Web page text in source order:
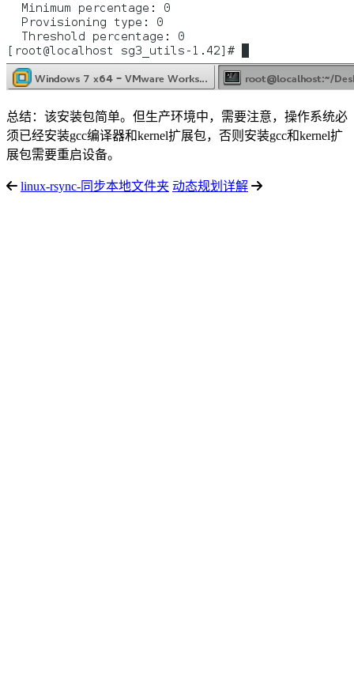
总结：该安装包简单。但生产环境中，需要注意，操作系统必
须已经安装gcc编译器和kernel扩展包，否则安装gcc和kernel扩
展包需要重启设备。
linux-rsync-同步本地文件夹 动态规划详解